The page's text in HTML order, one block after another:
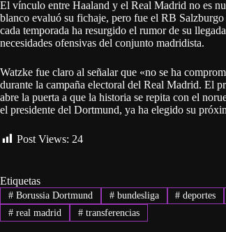
El vínculo entre Haaland y el Real Madrid no es
blanco evaluó su fichaje, pero fue el RB
cada temporada ha resurgido el rumor de su
necesidades ofensivas del conjunto madridista.
Watzke fue claro al señalar que «no se ha
durante la campaña electoral del Real Madrid. El
abre la puerta a que la historia se repita con el
el presidente del Dortmund, ya ha elegido su
Post Views: 24
Etiquetas
#Borussia Dortmund #bundesliga # deportes
#real madrid #transferencias